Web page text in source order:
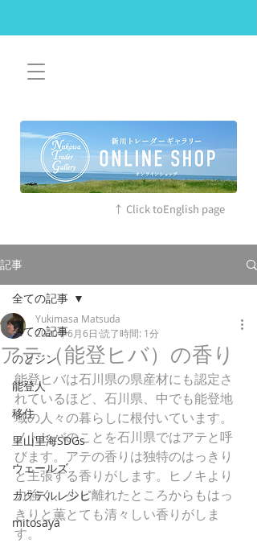
↑ Click toEnglish page
記事
全ての記事
のとジン
能登人
移住
里山里海SDGs
ウェールズ
カクテルレシピ
mitosaya
全ての記事
アテ（能登ヒバ）の香り
Yukimasa Matsuda
2020年6月6日 読了時間: 1分
能登ヒバは石川県の県産材にも認定さ
れているほど、石川県、中でも能登地
域の人々の暮らしに根付いています。
ノトヒバのことを石川県ではアテと呼
びます。アテの香りは独特のはっきり
と主張する香りがします。ヒノキより
力強く、少し離れたところからもはっ
きりと薫とても清々しい香りがしま
す。